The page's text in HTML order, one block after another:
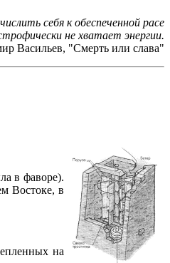
себя к обеспеченной расе
не хватает энергии.
Васильев, "Смерть или слава"
в фаворе).
Востоке, в
на